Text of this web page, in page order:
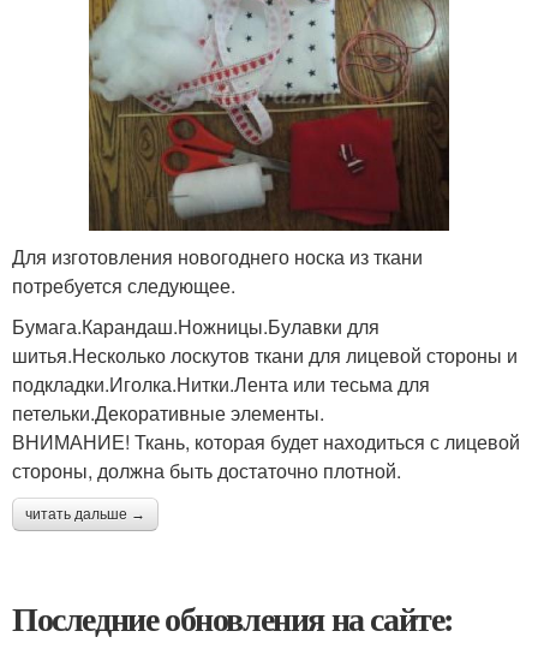
Для изготовления новогоднего носка из ткани
потребуется следующее.
Бумага.Карандаш.Ножницы.Булавки для
шитья.Несколько лоскутов ткани для лицевой стороны и
подкладки.Иголка.Нитки.Лента или тесьма для
петельки.Декоративные элементы.
ВНИМАНИЕ! Ткань, которая будет находиться с лицевой
стороны, должна быть достаточно плотной.
читать дальше →
Последние обновления на сайте: